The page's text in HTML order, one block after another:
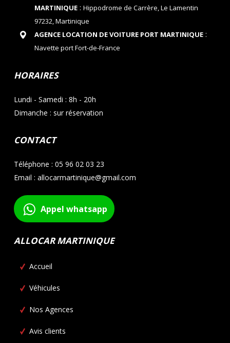
MARTINIQUE: Hippodrome de Carrère, Le Lamentin
97232, Martinique
AGENCE LOCATION DE VOITURE PORT MARTINIQUE:
Navette port Fort-de-France
HORAIRES
Lundi - Samedi : 8h - 20h
Dimanche : sur réservation
CONTACT
Téléphone : 05 96 02 03 23
Email : allocarmartinique@gmail.com
Appel whatsapp
ALLOCAR MARTINIQUE
Accueil
Véhicules
Nos Agences
Avis clients